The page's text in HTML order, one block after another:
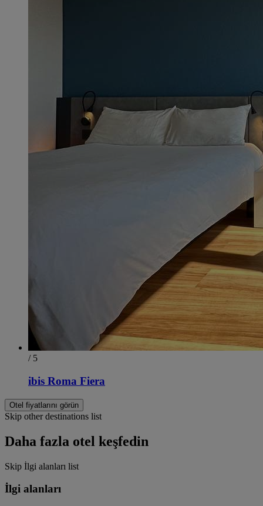
/ 5
ibis Roma Fiera
Otel fiyatlarını görün
Skip other destinations list
Daha fazla otel keşfedin
Skip İlgi alanları list
İlgi alanları